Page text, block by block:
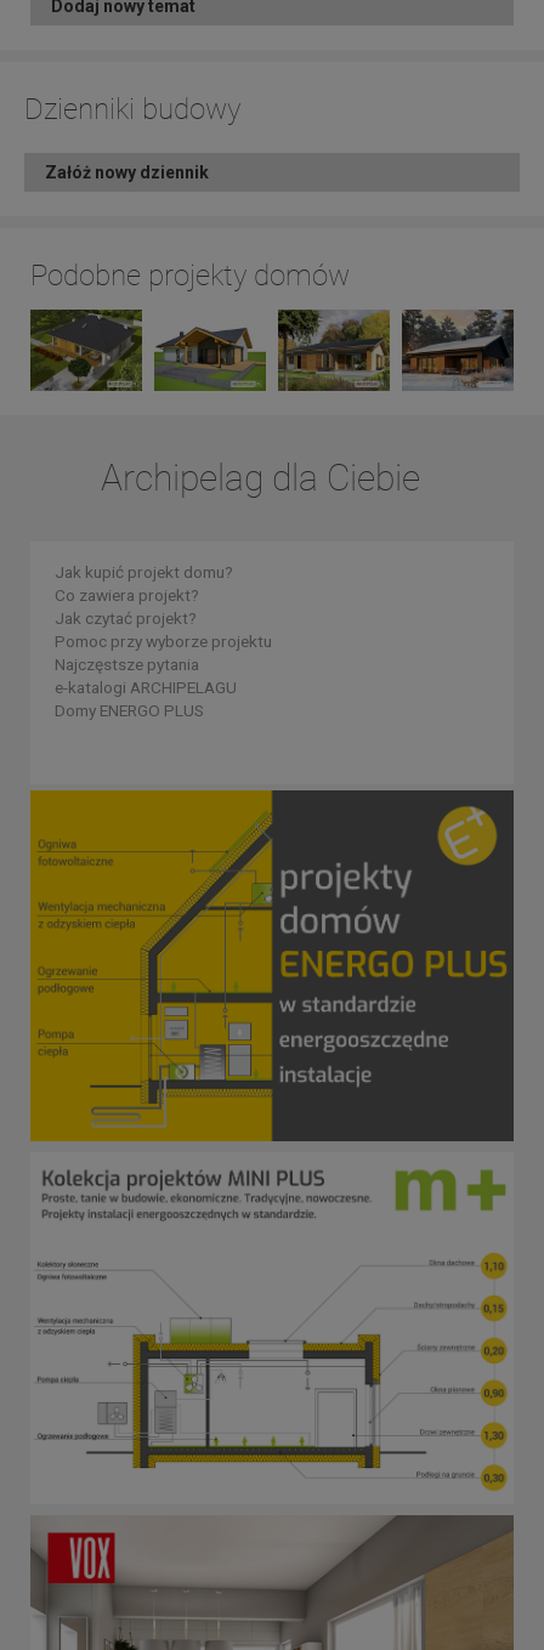
Dodaj nowy temat
Dzienniki budowy
Załóż nowy dziennik
Podobne projekty domów
Archipelag dla Ciebie
Jak kupić projekt domu?
Co zawiera projekt?
Jak czytać projekt?
Pomoc przy wyborze projektu
Najczęstsze pytania
e-katalogi ARCHIPELAGU
Domy ENERGO PLUS